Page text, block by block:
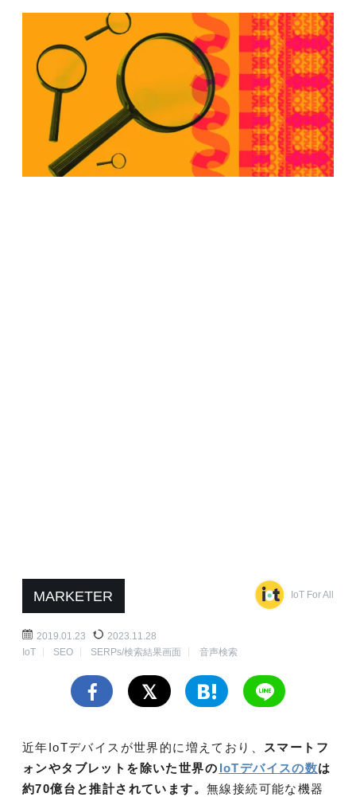
MARKETER IoT For All
2019.01.23
2023.11.28
IoT
SEO SERPs/検索結果画面 音声検索
近年IoTデバイスが世界的に増えており、
スマートフ
ォンやタブレットを除いた世界の IoTデバイスの数は
約70億台と推計されています。 無線接続可能な機器